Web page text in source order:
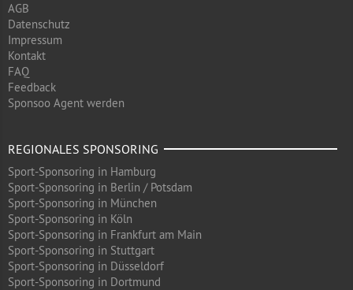
AGB
Datenschutz
Impressum
Kontakt
FAQ
Feedback
Sponsoo Agent werden
REGIONALES SPONSORING
Sport-Sponsoring in Hamburg
Sport-Sponsoring in Berlin / Potsdam
Sport-Sponsoring in München
Sport-Sponsoring in Köln
Sport-Sponsoring in Frankfurt am Main
Sport-Sponsoring in Stuttgart
Sport-Sponsoring in Düsseldorf
Sport-Sponsoring in Dortmund